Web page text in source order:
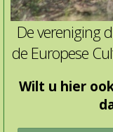
De vereniging
de Europese
Wilt u hier